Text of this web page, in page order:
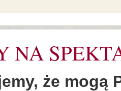
NA
że mogą